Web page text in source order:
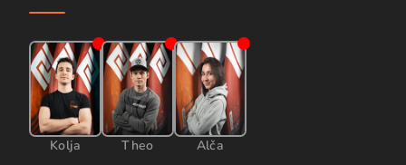
Kolja Theo Alča